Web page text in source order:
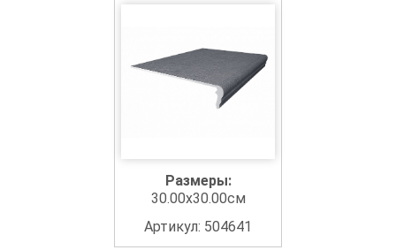
Размеры:
30.00x30.00см
Артикул: 504641